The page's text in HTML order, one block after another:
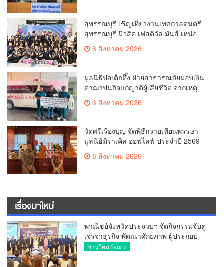
สุพรรณบุรี เชิญเที่ยวงานเทศกาลดนตรี
สุพรรณบุรี มิวสิค เฟสติวัล มันส์ เหน่อ
มาก6 สิงหาคม 2026
มูลนิธิป่อเต็กตึ๊ง ฝ่ายสาธารณภัยมอบเงิน
ค่าฌาปนกิจแก่ญาติผู้เสียชีวิต จากเหตุ
20,000 บาท
6 สิงหาคม 2026
วัดศรีเรืองบุญ จัดพิธีถวายเทียนพรรษา
มูลนิธิมิราเคิล ออฟไลฟ์ ประจำปี 2569
ประธาน
6 สิงหาคม 2026
เรื่องมาใหม่
พาณิชย์จังหวัดประจวบฯ จัดกิจกรรมจับคู่
เจรจาธุรกิจ พัฒนาศักยภาพ ผู้ประกอบ
การ ขยายช่องทางการค้า สู่การค้า
ข่าวใหม่อัพเดท